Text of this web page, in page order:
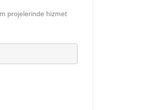
projelerinde hizmet